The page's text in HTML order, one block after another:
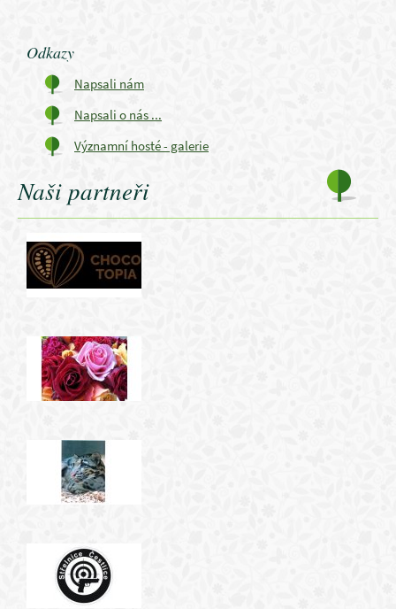
Odkazy
Napsali nám
Napsali o nás ...
Významní hosté - galerie
Naši partneři